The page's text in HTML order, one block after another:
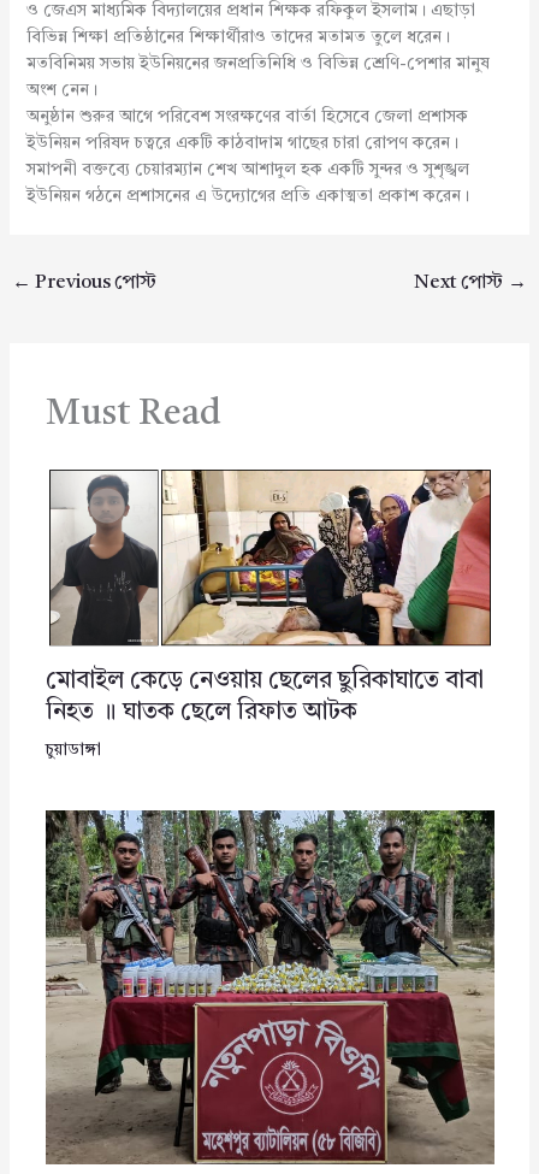
ও জেএস মাধ্যমিক বিদ্যালয়ের প্রধান শিক্ষক রফিকুল ইসলাম। এছাড়া
বিভিন্ন শিক্ষা প্রতিষ্ঠানের শিক্ষার্থীরাও তাদের মতামত তুলে ধরেন।
মতবিনিময় সভায় ইউনিয়নের জনপ্রতিনিধি ও বিভিন্ন শ্রেণি-পেশার মানুষ
অংশ নেন।
অনুষ্ঠান শুরুর আগে পরিবেশ সংরক্ষণের বার্তা হিসেবে জেলা প্রশাসক
ইউনিয়ন পরিষদ চত্বরে একটি কাঠবাদাম গাছের চারা রোপণ করেন।
সমাপনী বক্তব্যে চেয়ারম্যান শেখ আশাদুল হক একটি সুন্দর ও সুশৃঙ্খল
ইউনিয়ন গঠনে প্রশাসনের এ উদ্যোগের প্রতি একাত্মতা প্রকাশ করেন।
← Previous পোস্ট Next পোস্ট →
Must Read
মোবাইল কেড়ে নেওয়ায় ছেলের ছুরিকাঘাতে বাবা
নিহত ॥ ঘাতক ছেলে রিফাত আটক
চুয়াডাঙ্গা